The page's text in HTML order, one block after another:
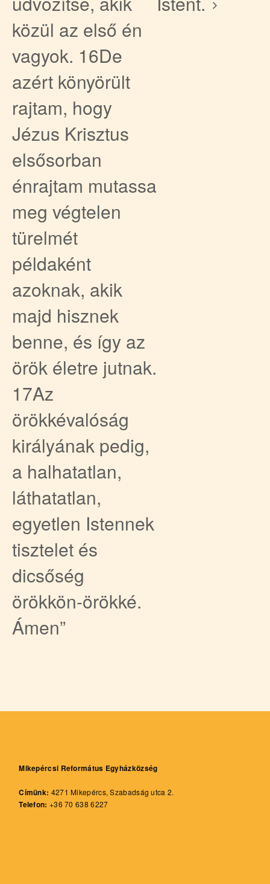
közül az első én
vagyok. 16De
azért könyörült
rajtam, hogy
Jézus Krisztus
elsősorban
énrajtam mutassa
meg végtelen
türelmét
példaként
azoknak, akik
majd hisznek
benne, és így az
örök életre jutnak.
17Az
örökkévalóság
királyának pedig,
a halhatatlan,
láthatatlan,
egyetlen Istennek
tisztelet és
dicsőség
örökkön-örökké.
Ámen”
Mikepércsi Református Egyházközség
Címünk: 4271 Mikepércs, Szabadság utca 2.
Telefon: +36 70 638 6227